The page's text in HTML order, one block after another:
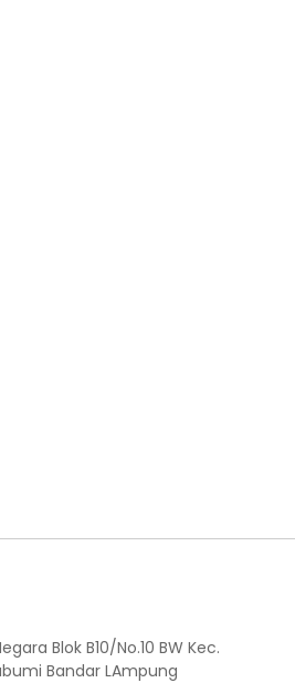
Blok B10/No.10 BW Kec.
Bandar LAmpung